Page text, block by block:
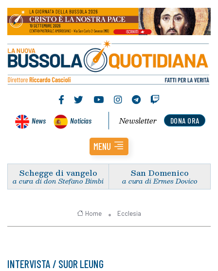
News Noticias DONA ORA
Newsletter
MENU
Schegge di vangelo
a cura di don Stefano Bimbi
San Domenico
a cura di Ermes Dovico
Home Ecclesia
INTERVISTA / SUOR LEUNG